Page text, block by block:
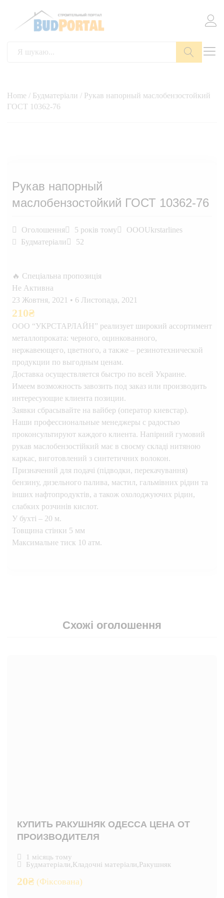
Home / Будматеріали / Рукав напорный маслобензостойкий
ГОСТ 10362-76
Рукав напорный
маслобензостойкий ГОСТ 10362-76
Оголошення 5 років тому
OOOUkrstarlines
Будматеріали
52
🔥 Спеціальна пропозиція
Не Активна
23 Жовтня, 2021 • 6 Листопада, 2021
210₴
ООО “УКРСТАРЛАЙН” реализует широкий ассортимент
металлопроката: черного, оцинкованного,
нержавеющего, цветного, а также – резинотехнической
продукции по выгодным ценам.
Доставка осуществляется быстро по всей Украине.
Имеем возможность завозить под заказ или производить
интересующие клиента позиции.
Заявки сбрасывайте на вайбер (оператор киевстар).
Наши профессиональные менеджеры с радостью
проконсультируют каждого клиента. Напірний гумовий
рукав маслобензостійкий має в своєму складі нитяною
каркас, виготовлений з синтетичних волокон.
Призначений для подачі (підводки, перекачування)
бензину, дизельного палива, мастил, гальмівних рідин та
інших нафтопродуктів, а також охолоджуючих рідин,
слабких розчинів кислот.
У бухті – 20 м.
Товщина стінки 5 мм
Максимальне тиск 10 атм.
Схожі оголошення
КУПИТЬ РАКУШНЯК ОДЕССА ЦЕНА ОТ
ПРОИЗВОДИТЕЛЯ
1 місяць тому
Будматеріали,Кладочні матеріали,Ракушняк
20₴ (Фіксована)